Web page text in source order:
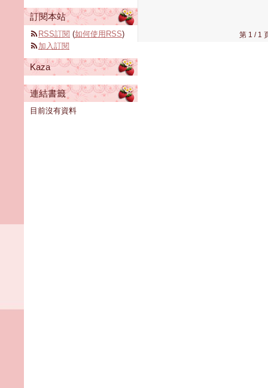
第 1 /
訂閱本站
RSS訂閱 (如何使用RSS)
加入訂閱
Kaza
連結書籤
目前沒有資料